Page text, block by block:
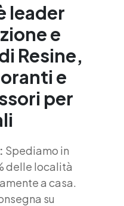
leader
e
Resine,
e
per
Spediamo in
delle località
a casa.
su